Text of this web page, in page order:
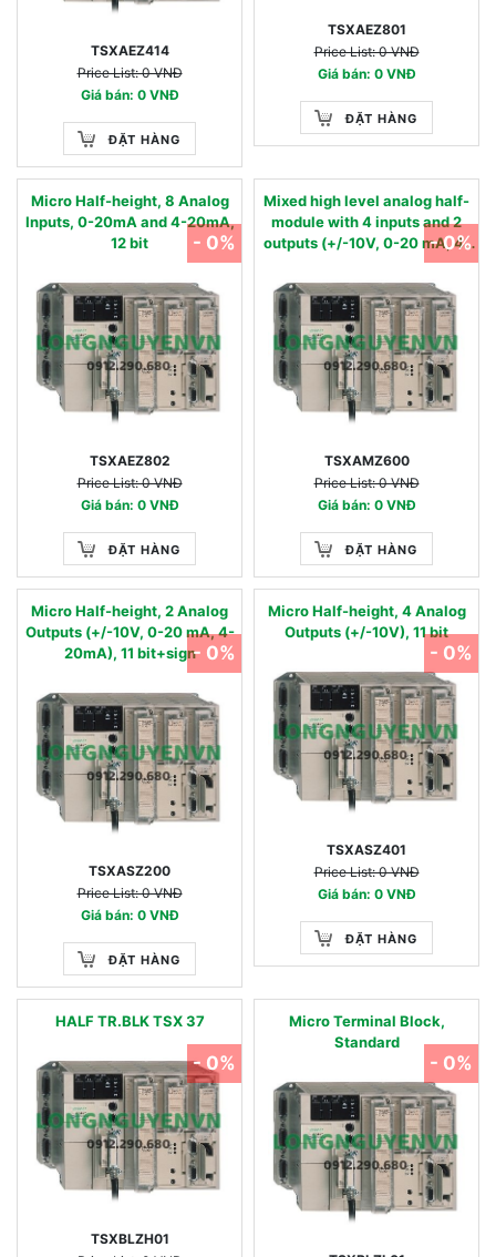
TSXAEZ414
Price List: 0 VNĐ
Giá bán: 0 VNĐ
ĐẶT HÀNG
TSXAEZ801
Price List: 0 VNĐ
Giá bán: 0 VNĐ
ĐẶT HÀNG
Micro Half-height, 8 Analog
Inputs, 0-20mA and 4-20mA,
12 bit
TSXAEZ802
Price List: 0 VNĐ
Giá bán: 0 VNĐ
ĐẶT HÀNG
- 0%
Mixed high level analog half-
module with 4 inputs and 2
outputs (+/-10V, 0-20 mA, 4-
20mA) and terminal block. 11
bits + sign. Not isolated
between channels but isolated
from the ground. Usable with
the complete TSX Micro
product range including the
V5.0
TSXAMZ600
Price List: 0 VNĐ
Giá bán: 0 VNĐ
ĐẶT HÀNG
- 0%
Micro Half-height, 2 Analog
Outputs (+/-10V, 0-20 mA, 4-
20mA), 11 bit+sign
TSXASZ200
Price List: 0 VNĐ
Giá bán: 0 VNĐ
ĐẶT HÀNG
- 0%
Micro Half-height, 4 Analog
Outputs (+/-10V), 11 bit
TSXASZ401
Price List: 0 VNĐ
Giá bán: 0 VNĐ
ĐẶT HÀNG
- 0%
HALF TR.BLK TSX 37
TSXBLZH01
- 0%
Micro Terminal Block,
Standard
- 0%